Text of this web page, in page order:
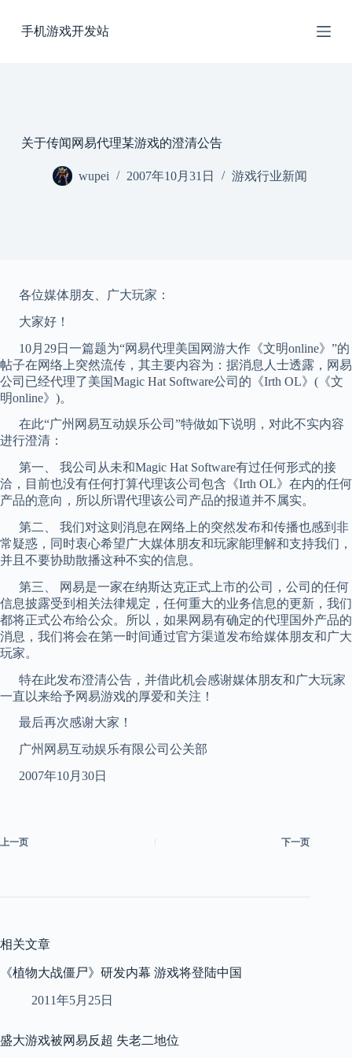
过
手机游戏开发站
关于传闻网易代理某游戏的澄清公告
wupei 2007年10月31日 游戏行业新闻
各位媒体朋友、广大玩家：
大家好！
10月29日一篇题为“网易代理美国网游大作《文明online》”的
帖子在网络上突然流传，其主要内容为：据消息人士透露，网易
公司已经代理了美国Magic Hat Software公司的《Irth OL》(《文
明online》)。
在此“广州网易互动娱乐公司”特做如下说明，对此不实内容
进行澄清：
第一、 我公司从未和Magic Hat Software有过任何形式的接
洽，目前也没有任何打算代理该公司包含《Irth OL》在内的任何
产品的意向，所以所谓代理该公司产品的报道并不属实。
第二、 我们对这则消息在网络上的突然发布和传播也感到非
常疑惑，同时衷心希望广大媒体朋友和玩家能理解和支持我们，
并且不要协助散播这种不实的信息。
第三、 网易是一家在纳斯达克正式上市的公司，公司的任何
信息披露受到相关法律规定，任何重大的业务信息的更新，我们
都将正式公布给公众。所以，如果网易有确定的代理国外产品的
消息，我们将会在第一时间通过官方渠道发布给媒体朋友和广大
玩家。
特在此发布澄清公告，并借此机会感谢媒体朋友和广大玩家
一直以来给予网易游戏的厚爱和关注！
最后再次感谢大家！
广州网易互动娱乐有限公司公关部
2007年10月30日
上一页 下一页
相关文章
《植物大战僵尸》研发内幕 游戏将登陆中国
2011年5月25日
盛大游戏被网易反超 失老二地位